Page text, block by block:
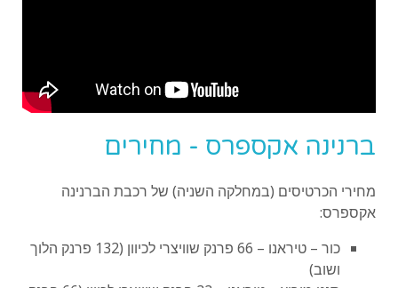
ברנינה אקספרס - מחירים
מחירי הכרטיסים (במחלקה השניה) של רכבת הברנינה
אקספרס:
כור – טיראנו – 66 פרנק שוויצרי לכיוון (132 פרנק הלוך
ושוב)